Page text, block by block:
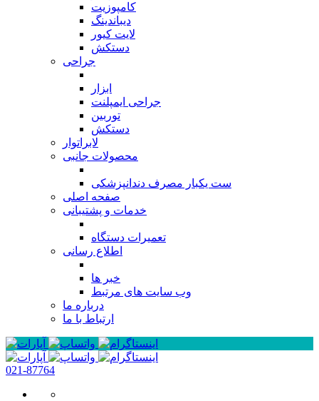
کامپوزیت
دیباندینگ
لایت کیور
دستکش
جراحی
ابزار
جراحی ایمپلنت
توربین
دستکش
لابراتوار
محصولات جانبی
ست یکبار مصرف دندانپزشکی
صفحه اصلی
خدمات و پشتیبانی
تعمیرات دستگاه
اطلاع رسانی
خبر ها
وب سایت های مرتبط
درباره ما
ارتباط با ما
021-87764